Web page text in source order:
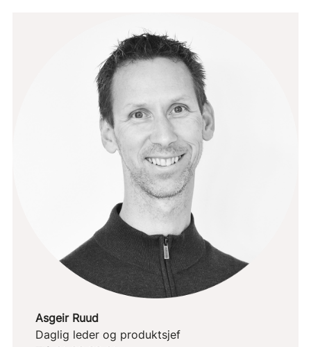
Asgeir Ruud
Daglig leder og produktsjef